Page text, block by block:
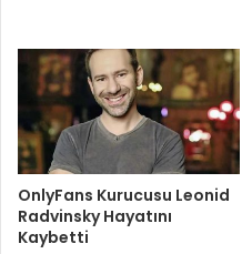
OnlyFans Kurucusu Leonid
Radvinsky Hayatını
Kaybetti